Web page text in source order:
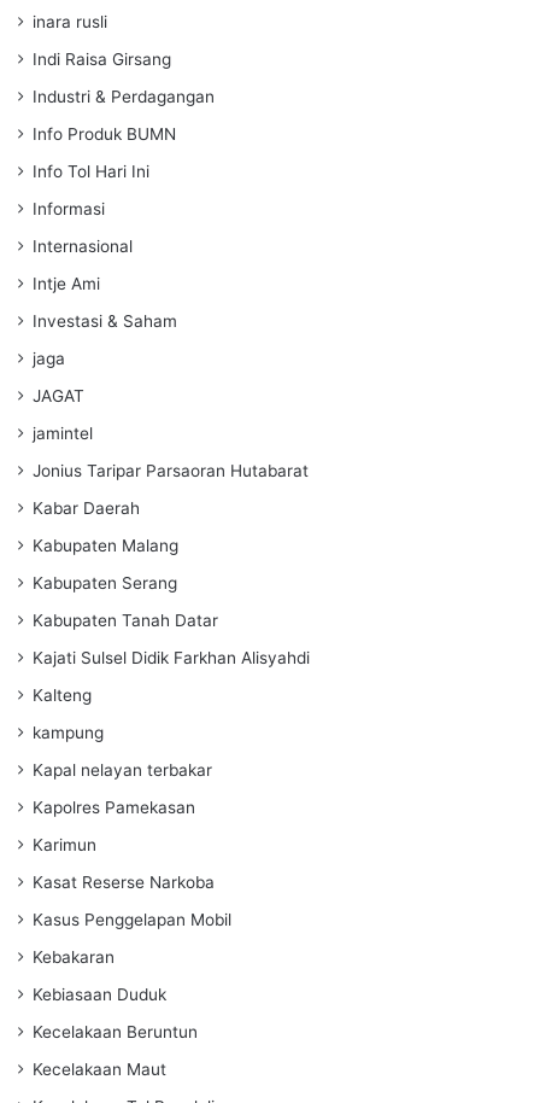
inara rusli
Indi Raisa Girsang
Industri & Perdagangan
Info Produk BUMN
Info Tol Hari Ini
Informasi
Internasional
Intje Ami
Investasi & Saham
jaga
JAGAT
jamintel
Jonius Taripar Parsaoran Hutabarat
Kabar Daerah
Kabupaten Malang
Kabupaten Serang
Kabupaten Tanah Datar
Kajati Sulsel Didik Farkhan Alisyahdi
Kalteng
kampung
Kapal nelayan terbakar
Kapolres Pamekasan
Karimun
Kasat Reserse Narkoba
Kasus Penggelapan Mobil
Kebakaran
Kebiasaan Duduk
Kecelakaan Beruntun
Kecelakaan Maut